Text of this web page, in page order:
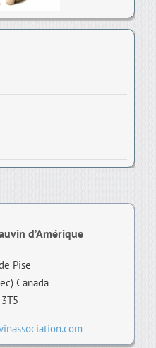
d’Amérique
Pise
Canada